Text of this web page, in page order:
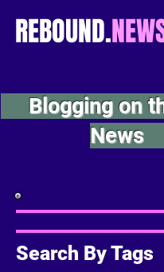
REBOUND.
Blogging on
News
Search By Tags